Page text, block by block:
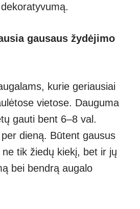
gausaus žydėjimo
kurie geriausiai
vietose. Dauguma
gauti bent 6–8 val.
dieną. Būtent gausus
tik žiedų kiekį, bet ir jų
bei bendrą augalo